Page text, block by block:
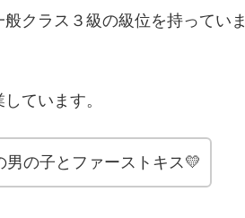
クラス３級の級位を持っていま
ています。
の子とファーストキス💛